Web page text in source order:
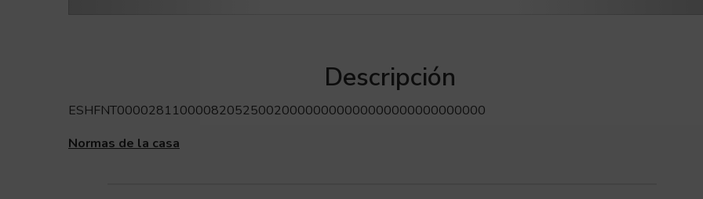
Descripción
ESHFNT00002811000082052500200000000000000000000000000
Normas de la casa